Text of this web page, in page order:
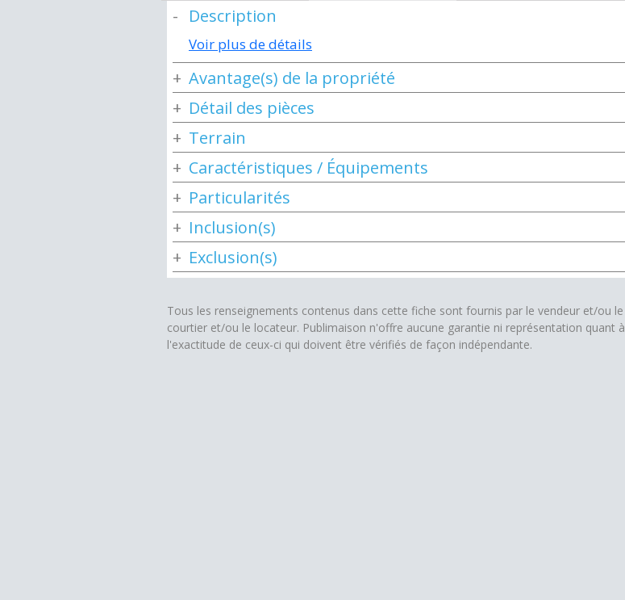
Description
Voir plus de détails
Avantage(s) de la propriété
Détail des pièces
Terrain
Caractéristiques / Équipements
Particularités
Inclusion(s)
Exclusion(s)
Tous les renseignements contenus dans cette fiche sont fournis par le vendeur et/ou le
courtier et/ou le locateur. Publimaison n'offre aucune garantie ni représentation quant à
l'exactitude de ceux-ci qui doivent être vérifiés de façon indépendante.